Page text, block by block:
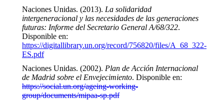
Naciones Unidas. (2013). La solidaridad
intergeneracional y las necesidades de las generaciones
futuras: Informe del Secretario General A/68/322.
Disponible en:
https://digitallibrary.un.org/record/756820/files/A_68_322-
ES.pdf
Naciones Unidas. (2002). Plan de Acción Internacional
de Madrid sobre el Envejecimiento. Disponible en:
https://social.un.org/ageing-working-
group/documents/mipaa-sp.pdf